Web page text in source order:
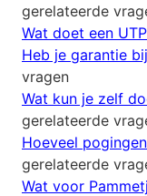
gerelateerde
Wat doet een
Heb je garantie
vragen
Wat kun je zelf
gerelateerde
Hoeveel
gerelateerde
Wat voor